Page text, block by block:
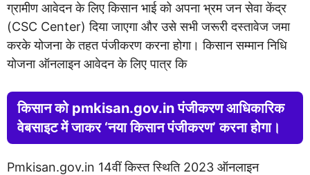
ग्रामीण आवेदन के लिए किसान भाई को अपना भ्रम जन सेवा केंद्र
(CSC Center) दिया जाएगा और उसे सभी जरूरी दस्तावेज जमा
करके योजना के तहत पंजीकरण करना होगा। किसान सम्मान निधि
योजना ऑनलाइन आवेदन के लिए पात्र कि
किसान को pmkisan.gov.in पंजीकरण आधिकारिक
वेबसाइट में जाकर ‘नया किसान पंजीकरण’ करना होगा।
Pmkisan.gov.in 14वीं किस्त स्थिति 2023 ऑनलाइन